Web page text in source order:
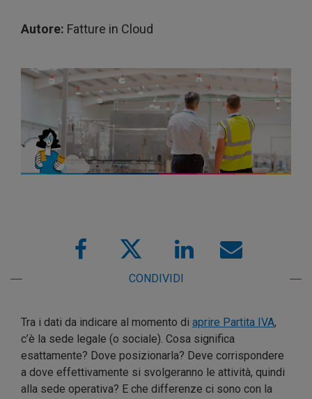
Autore: Fatture in Cloud
CONDIVIDI
Tra i dati da indicare al momento di aprire Partita IVA,
c’è la sede legale (o sociale). Cosa significa
esattamente? Dove posizionarla? Deve corrispondere
a dove effettivamente si svolgeranno le attività, quindi
alla sede operativa? E che differenze ci sono con la